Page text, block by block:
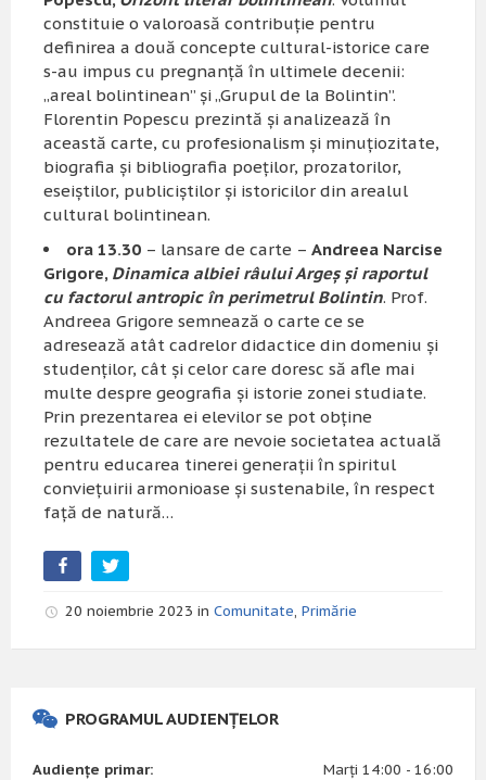
constituie o valoroasă contribuţie pentru
definirea a două concepte cultural-istorice care
s-au impus cu pregnanţă în ultimele decenii:
„areal bolintinean” şi „Grupul de la Bolintin”.
Florentin Popescu prezintă şi analizează în
această carte, cu profesionalism şi minuţiozitate,
biografia şi bibliografia poeţilor, prozatorilor,
eseiştilor, publiciştilor şi istoricilor din arealul
cultural bolintinean.
ora 13.30 – lansare de carte – Andreea Narcise
Grigore, Dinamica albiei râului Argeş şi raportul
cu factorul antropic în perimetrul Bolintin. Prof.
Andreea Grigore semnează o carte ce se
adresează atât cadrelor didactice din domeniu şi
studenţilor, cât şi celor care doresc să afle mai
multe despre geografia şi istorie zonei studiate.
Prin prezentarea ei elevilor se pot obţine
rezultatele de care are nevoie societatea actuală
pentru educarea tinerei generaţii în spiritul
convieţuirii armonioase şi sustenabile, în respect
faţă de natură…
20 noiembrie 2023 in Comunitate, Primărie
PROGRAMUL AUDIENȚELOR
Audiențe primar:
Marți 14:00 - 16:00